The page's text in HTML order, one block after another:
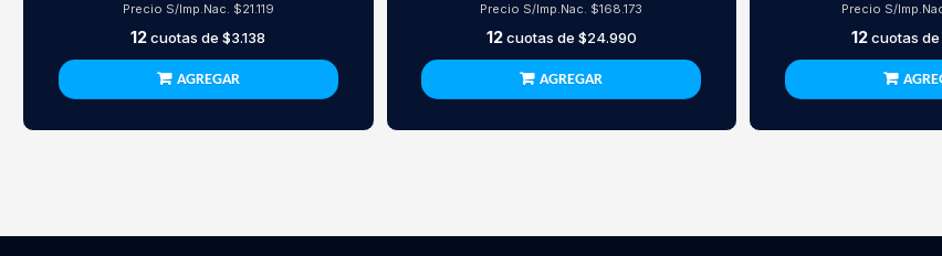
Precio S/Imp.Nac. $21.119
12cuotas de$3.138
AGREGAR
Precio S/Imp.Nac. $168.173
12cuotas de $24.990
AGREGAR
Precio S/
12cuotas de